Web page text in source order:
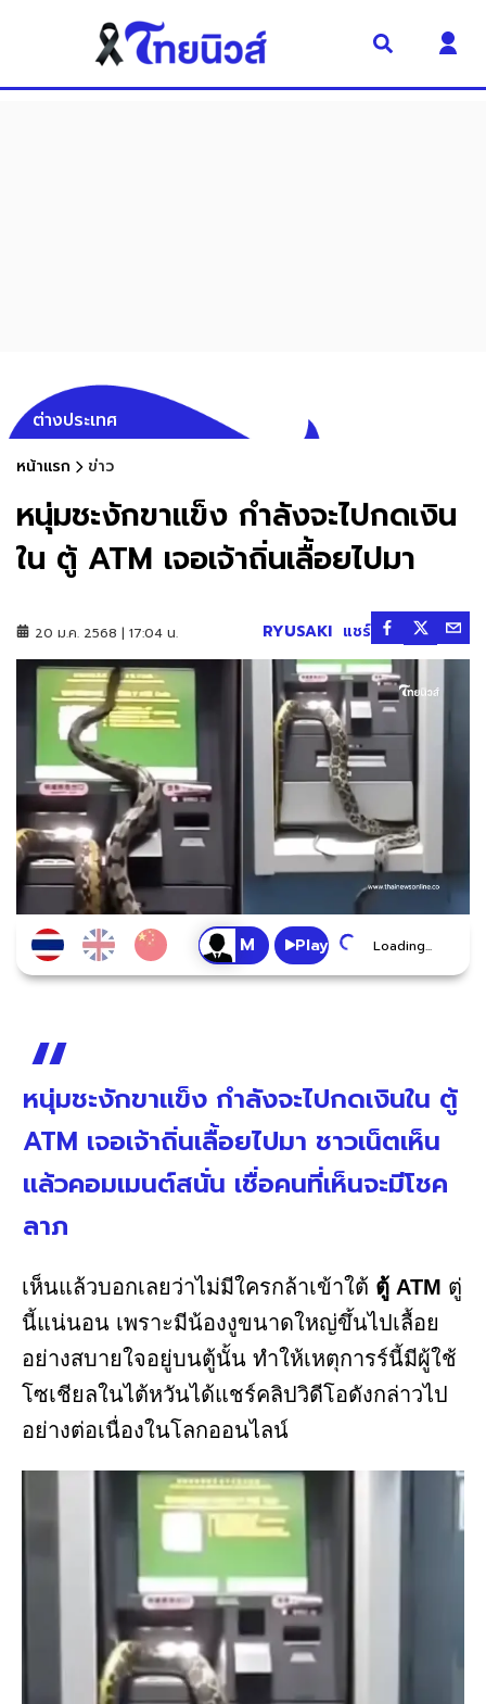
ต่างประเทศ
หน้าแรก ข่าว
หนุ่มชะงักขาแข็ง กำลังจะไปกดเงิน
ใน ตู้ ATM เจอเจ้าถิ่นเลื้อยไปมา
20 ม.ค. 2568 | 17:04 น. RYUSAKI แชร์
Play Loading...
หนุ่มชะงักขาแข็ง กำลังจะไปกดเงินใน ตู้
ATM เจอเจ้าถิ่นเลื้อยไปมา ชาวเน็ตเห็น
แล้วคอมเมนต์สนั่น เชื่อคนที่เห็นจะมีโชค
ลาภ
เห็นแล้วบอกเลยว่าไม่มีใครกล้าเข้าใต้ ตู้ ATM ตู่
นี้แน่นอน เพราะมีน้องงูขนาดใหญ่ขึ้นไปเลื้อย
อย่างสบายใจอยู่บนตู้นั้น ทำให้เหตุการร์นี้มีผู้ใช้
โซเชียลในไต้หวันได้แชร์คลิปวิดีโอดังกล่าวไป
อย่างต่อเนื่องในโลกออนไลน์